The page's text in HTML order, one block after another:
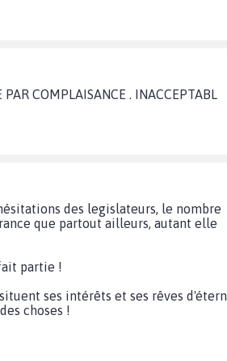
COMPLAISANCE . INACCEPTABL
des legislateurs, le nombre
que partout ailleurs, autant elle
partie !
ses intérêts et ses rêves d'étern
choses !